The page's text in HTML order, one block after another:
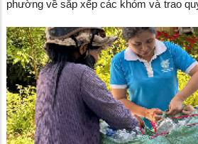
phường về sắp xếp các khóm và trao
tịch HĐND phường; đồng chí Phan
thường trực Đảng uỷ phường; đồng chí
Bí thư Đảng uỷ - Chủ tịch UBND
viên Ban Thường vụ, Ủy viên Ban
Chi ủy Chi bộ và các đồng chí tham
và sau sắp xếp đến tham dự.